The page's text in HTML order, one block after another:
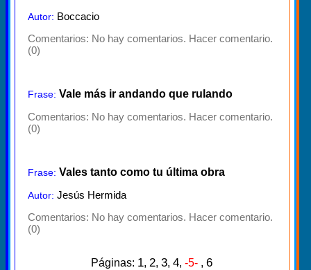
Autor: Boccacio
Comentarios: No hay comentarios. Hacer comentario.
(0)
Frase: Vale más ir andando que rulando
Comentarios: No hay comentarios. Hacer comentario.
(0)
Frase: Vales tanto como tu última obra
Autor: Jesús Hermida
Comentarios: No hay comentarios. Hacer comentario.
(0)
Páginas: 1, 2, 3, 4, -5- , 6